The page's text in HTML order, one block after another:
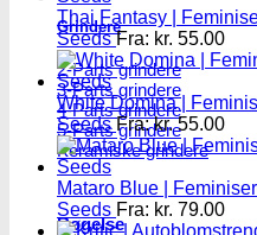
Grindere
2-Parts grindere
3-Parts grindere
4-Parts grindere
5-Parts grindere
Keramiske grindere
Røgelse
Thai Fantasy |
Seeds Fra: kr. 55.00
White Domina |
Seeds Fra:kr.55.00
Mataro Blue |
Seeds Fra: kr. 79.00